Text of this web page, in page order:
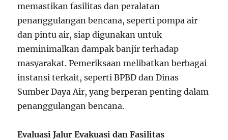
memastikan fasilitas dan peralatan
penanggulangan bencana, seperti pompa air
dan pintu air, siap digunakan untuk
meminimalkan dampak banjir terhadap
masyarakat. Pemeriksaan melibatkan berbagai
instansi terkait, seperti BPBD dan Dinas
Sumber Daya Air, yang berperan penting dalam
penanggulangan bencana.
Evaluasi Jalur Evakuasi dan Fasilitas